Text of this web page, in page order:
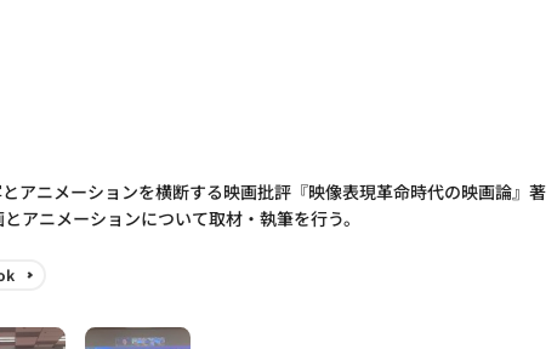
アニメーションを横断する映画批評『映像表現革命時代の映画論』著
アニメーションについて取材・執筆を行う。